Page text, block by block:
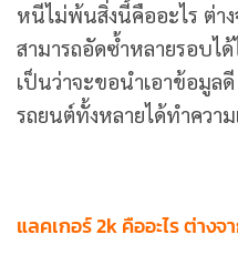
หนีไม่พ้นสิ่งนี้คืออะไร ต่าง
สามารถอัดซ้ำหลายรอบไ
เป็นว่าจะขอนำเอาข้อมูล
รถยนต์ทั้งหลายได้ทำควา
แลคเกอร์ 2k คืออะไร ต่างจ